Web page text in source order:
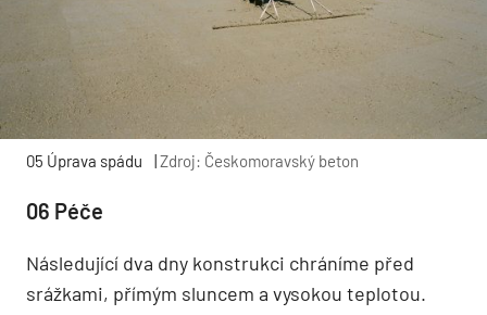
05 Úprava spádu |Zdroj: Českomoravský beton
06 Péče
Následující dva dny konstrukci chráníme před
srážkami, přímým sluncem a vysokou teplotou.